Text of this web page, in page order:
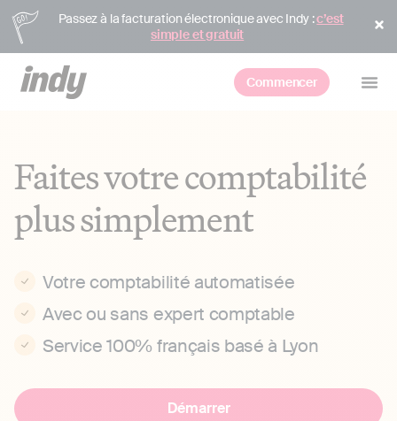
Passez à la facturation électronique avec Indy :c’est
simple et gratuit
Commencer
Faites votre comptabilité
plus simplement
Votre comptabilité automatisée
Avec ou sans expert comptable
Service 100% français basé à Lyon
Démarrer